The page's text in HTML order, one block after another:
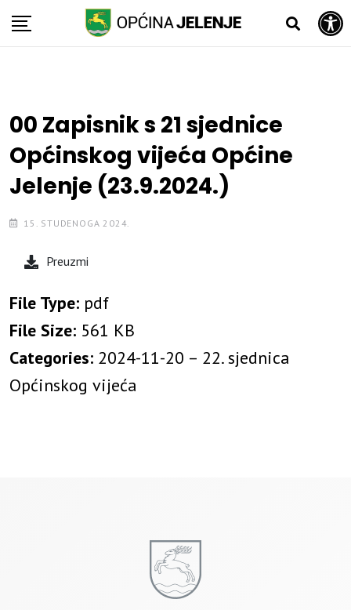
Open toolbar
Skip
00 Zapisnik s 21 sjednice
Općinskog vijeća Općine
Jelenje (23.9.2024.)
15. STUDENOGA 2024.
Preuzmi
File Type: pdf
File Size: 561 KB
Categories: 2024-11-20 – 22. sjednica
Općinskog vijeća